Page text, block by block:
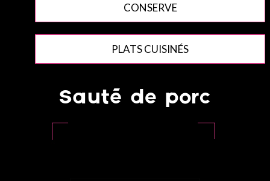
CONSERVE
PLATS CUISINÉS
Sauté de porc